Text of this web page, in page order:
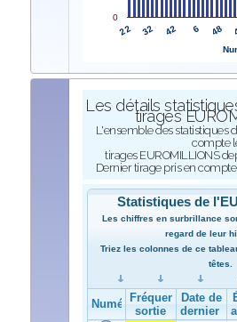
22 32 42 6 48
0
Les détails
tirages
L'ensemble des statistiques
compte
tirages EUROMILLIONS
Dernier tirage pris en compte
Statistiques de
Les chiffres en surbrillance
regard de leur
Triez les colonnes de ce
têtes.
NuméroFréquence de
sortie
Date de
dernier